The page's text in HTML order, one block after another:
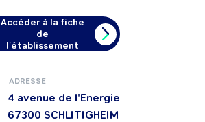
Accéder à la fiche
de
l'établissement
ADRESSE
4 avenue de l'Energie
67300 SCHLITIGHEIM